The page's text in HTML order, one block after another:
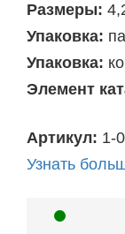
Размеры:
Упаковка:
Упаковка:
Элемент
Артикул: 1-
Узнать